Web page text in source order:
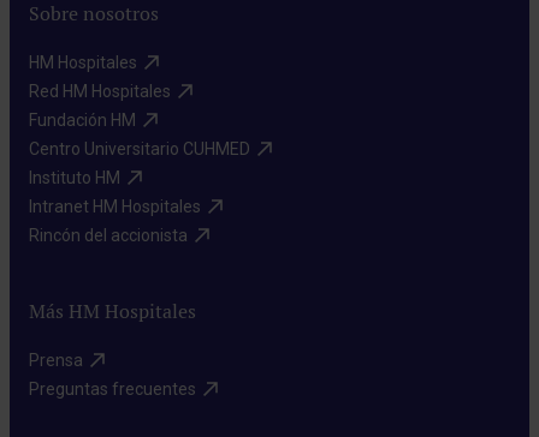
Sobre nosotros
HM Hospitales​
Red HM Hospitales​
Fundación HM​
Centro Universitario CUHMED​
Instituto HM​
Intranet HM Hospitales​
Rincón del accionista​
Más HM Hospitales
Prensa​
Preguntas frecuentes​